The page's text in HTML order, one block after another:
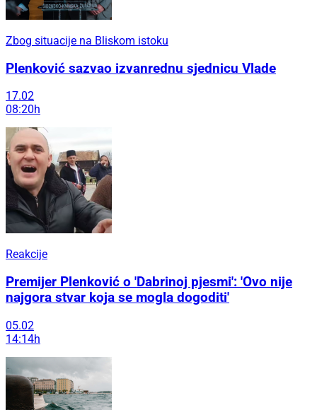
Zbog situacije na Bliskom istoku
Plenković sazvao izvanrednu sjednicu Vlade
17.02
08:20h
Reakcije
Premijer Plenković o 'Dabrinoj pjesmi': 'Ovo nije
najgora stvar koja se mogla dogoditi'
05.02
14:14h